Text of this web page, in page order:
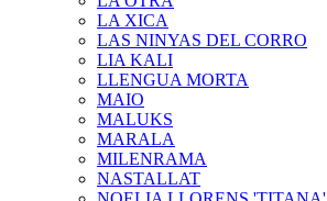
LA XICA
LAS NINYAS DEL CORRO
LIA KALI
LLENGUA MORTA
MAIO
MALUKS
MARALA
MILENRAMA
NASTALLAT